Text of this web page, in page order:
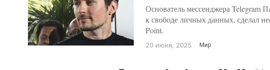
Основатель мессенджера Telegram
к свободе личных данных, сделал
Point.
20 июня, 2025 Мир